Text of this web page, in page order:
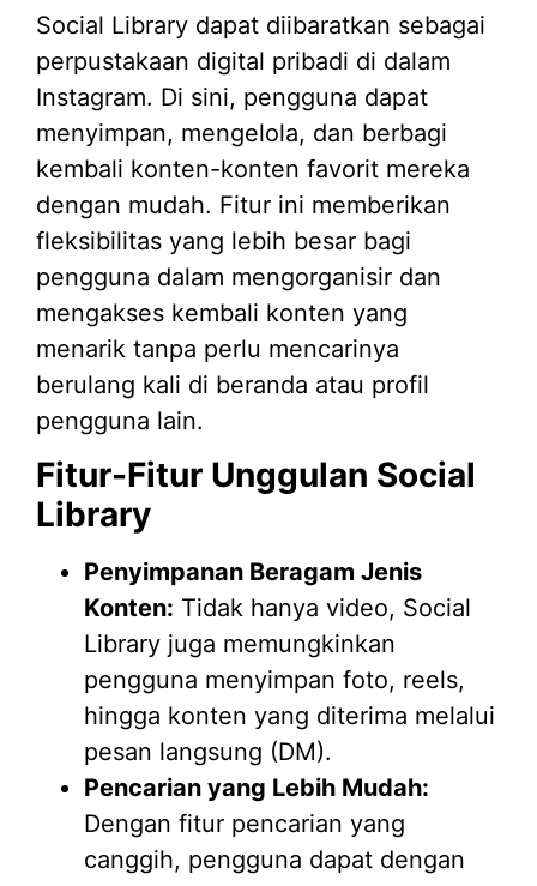
Social Library dapat diibaratkan sebagai
perpustakaan digital pribadi di dalam
Instagram. Di sini, pengguna dapat
menyimpan, mengelola, dan berbagi
kembali konten-konten favorit mereka
dengan mudah. Fitur ini memberikan
fleksibilitas yang lebih besar bagi
pengguna dalam mengorganisir dan
mengakses kembali konten yang
menarik tanpa perlu mencarinya
berulang kali di beranda atau profil
pengguna lain.
Fitur-Fitur Unggulan Social
Library
Penyimpanan Beragam Jenis
Konten: Tidak hanya video, Social
Library juga memungkinkan
pengguna menyimpan foto, reels,
hingga konten yang diterima melalui
pesan langsung (DM).
Pencarian yang Lebih Mudah:
Dengan fitur pencarian yang
canggih, pengguna dapat dengan